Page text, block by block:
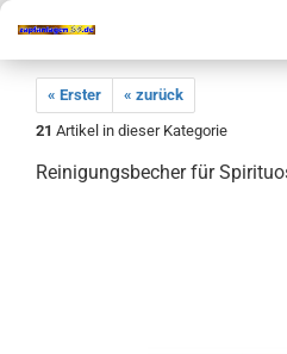
« Erster
« zurück
21 Artikel in dieser Kategorie
Reinigungsbecher für